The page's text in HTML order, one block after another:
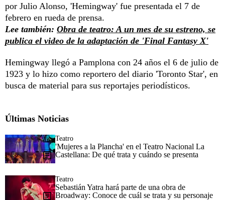
por Julio Alonso, 'Hemingway' fue presentada el 7 de
febrero en rueda de prensa.
Lee también: Obra de teatro: A un mes de su estreno, se
publica el video de la adaptación de 'Final Fantasy X'
Hemingway llegó a Pamplona con 24 años el 6 de julio de
1923 y lo hizo como reportero del diario 'Toronto Star', en
busca de material para sus reportajes periodísticos.
Últimas Noticias
Teatro
'Mujeres a la Plancha' en el Teatro Nacional La
Castellana: De qué trata y cuándo se presenta
Teatro
Sebastián Yatra hará parte de una obra de
Broadway: Conoce de cuál se trata y su personaje